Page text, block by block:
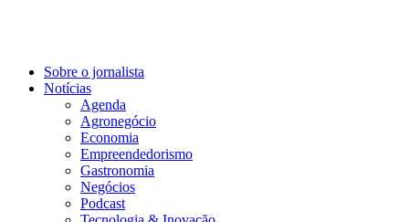
Sobre o jornalista
Notícias
Agenda
Agronegócio
Economia
Empreendedorismo
Gastronomia
Negócios
Podcast